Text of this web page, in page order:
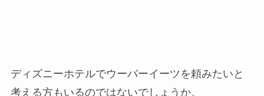
ディズニーホテルでウーバーイーツを頼みたいと
考える方もいるのではないでしょうか。